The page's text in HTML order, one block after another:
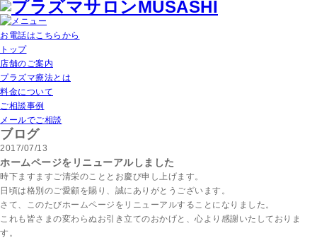
お電話はこちらから
トップ
店舗のご案内
プラズマ療法とは
料金について
ご相談事例
メールでご相談
ブログ
2017/07/13
ホームページをリニューアルしました
時下ますますご清栄のこととお慶び申し上げます。
日頃は格別のご愛顧を賜り、誠にありがとうございます。
さて、このたびホームページをリニューアルすることになりました。
これも皆さまの変わらぬお引き立てのおかげと、心より感謝いたしておりま
す。